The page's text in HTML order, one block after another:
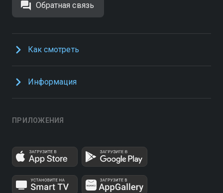
Обратная связь
Как смотреть
Информация
ПРИЛОЖЕНИЯ